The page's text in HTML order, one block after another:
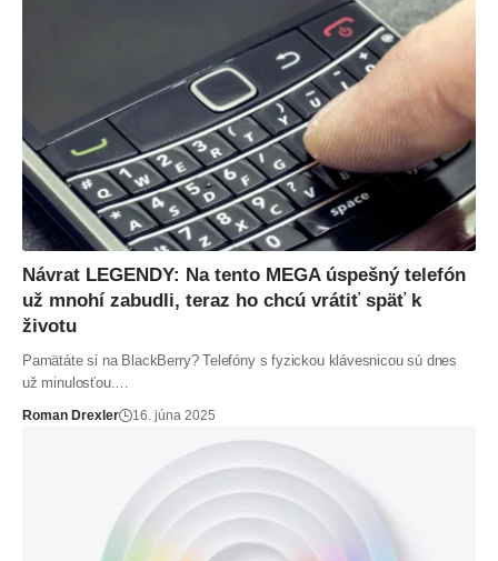
Návrat LEGENDY: Na tento MEGA úspešný telefón
už mnohí zabudli, teraz ho chcú vrátiť späť k
životu
Pamätáte si na BlackBerry? Telefóny s fyzickou klávesnicou sú dnes
už minulosťou.…
Roman Drexler 16. júna 2025